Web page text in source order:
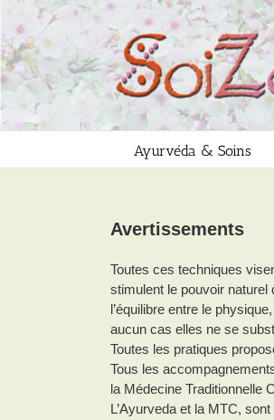
Passer
contenu
Ayurvéda & Soins
Avertissements
Toutes ces techniques
stimulent le pouvoir naturel
l’équilibre entre le
aucun cas elles ne se
Toutes les pratiques
Tous les
la Médecine Traditionnelle
L’Ayurveda et la MTC,